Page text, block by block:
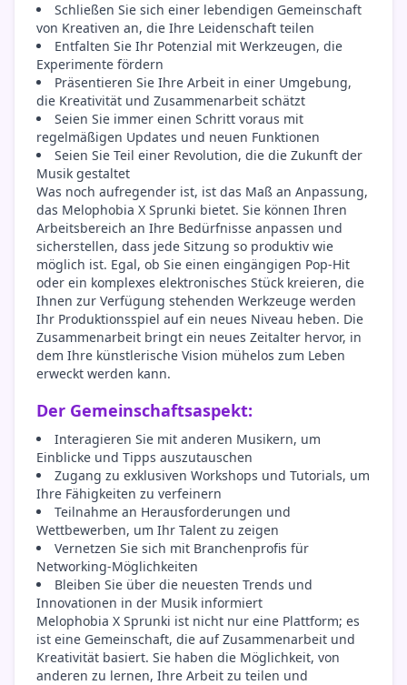
Schließen Sie sich einer lebendigen Gemeinschaft
von Kreativen an, die Ihre Leidenschaft teilen
Entfalten Sie Ihr Potenzial mit Werkzeugen, die
Experimente fördern
Präsentieren Sie Ihre Arbeit in einer Umgebung,
die Kreativität und Zusammenarbeit schätzt
Seien Sie immer einen Schritt voraus mit
regelmäßigen Updates und neuen Funktionen
Seien Sie Teil einer Revolution, die die Zukunft der
Musik gestaltet
Was noch aufregender ist, ist das Maß an Anpassung,
das Melophobia X Sprunki bietet. Sie können Ihren
Arbeitsbereich an Ihre Bedürfnisse anpassen und
sicherstellen, dass jede Sitzung so produktiv wie
möglich ist. Egal, ob Sie einen eingängigen Pop-Hit
oder ein komplexes elektronisches Stück kreieren, die
Ihnen zur Verfügung stehenden Werkzeuge werden
Ihr Produktionsspiel auf ein neues Niveau heben. Die
Zusammenarbeit bringt ein neues Zeitalter hervor, in
dem Ihre künstlerische Vision mühelos zum Leben
erweckt werden kann.
Der Gemeinschaftsaspekt:
Interagieren Sie mit anderen Musikern, um
Einblicke und Tipps auszutauschen
Zugang zu exklusiven Workshops und Tutorials, um
Ihre Fähigkeiten zu verfeinern
Teilnahme an Herausforderungen und
Wettbewerben, um Ihr Talent zu zeigen
Vernetzen Sie sich mit Branchenprofis für
Networking-Möglichkeiten
Bleiben Sie über die neuesten Trends und
Innovationen in der Musik informiert
Melophobia X Sprunki ist nicht nur eine Plattform; es
ist eine Gemeinschaft, die auf Zusammenarbeit und
Kreativität basiert. Sie haben die Möglichkeit, von
anderen zu lernen, Ihre Arbeit zu teilen und